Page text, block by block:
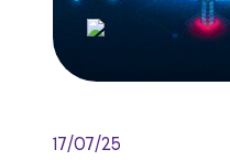
17/07/25